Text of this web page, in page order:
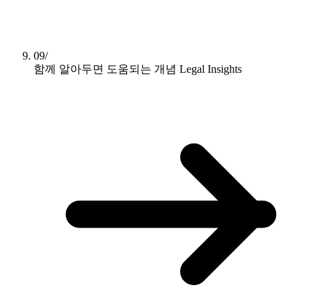
09/
함께 알아두면 도움되는 개념 Legal Insights